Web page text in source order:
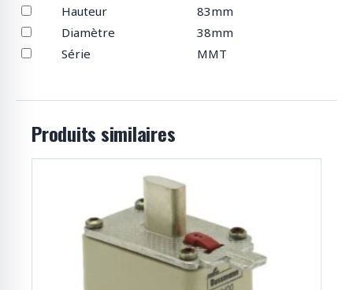
Hauteur
83mm
Diamètre
38mm
Série
MMT
Produits similaires